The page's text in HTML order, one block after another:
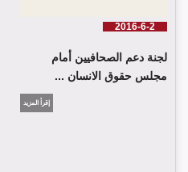
2016-6-2
لجنة دعم الصحافيين أمام
مجلس حقوق الانسان ...
إقرأ المزيد